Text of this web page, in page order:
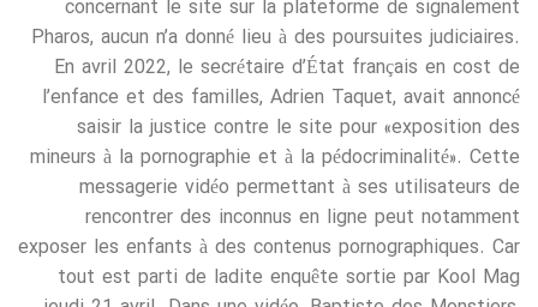
concernant le site sur la plateforme de signalement
Pharos, aucun n’a donné lieu à des poursuites judiciaires.
En avril 2022, le secrétaire d’État français en cost de
l’enfance et des familles, Adrien Taquet, avait annoncé
saisir la justice contre le site pour «exposition des
mineurs à la pornographie et à la pédocriminalité». Cette
messagerie vidéo permettant à ses utilisateurs de
rencontrer des inconnus en ligne peut notamment
exposer les enfants à des contenus pornographiques. Car
tout est parti de ladite enquête sortie par Kool Mag